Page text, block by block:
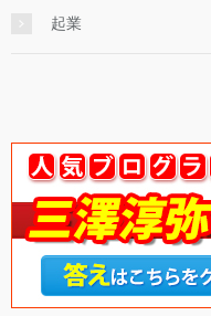
起業